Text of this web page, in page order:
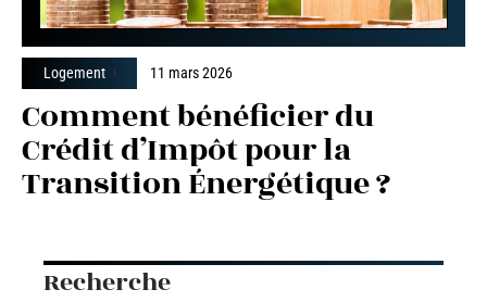
Logement 11 mars 2026
Comment bénéficier du
Crédit d’Impôt pour la
Transition Énergétique ?
Recherche